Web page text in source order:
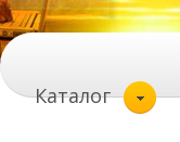
Каталог